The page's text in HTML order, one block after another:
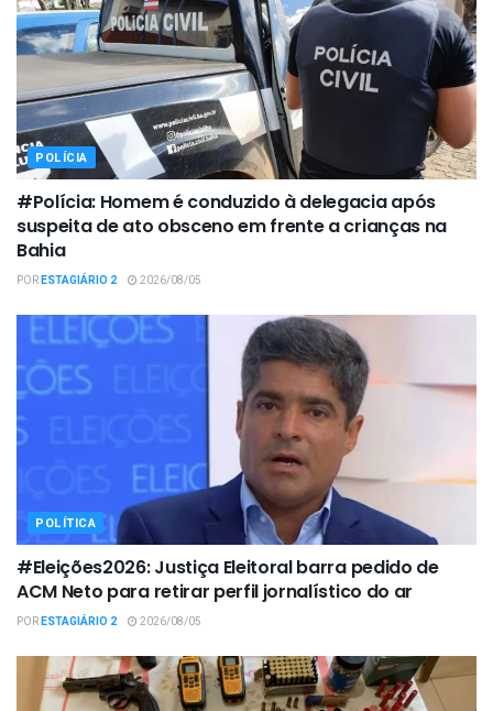
POLÍCIA
#Polícia: Homem é conduzido à delegacia após
suspeita de ato obsceno em frente a crianças na
Bahia
PORESTAGIÁRIO 2 2026/08/05
POLÍTICA
#Eleições2026: Justiça Eleitoral barra pedido de
ACM Neto para retirar perfil jornalístico do ar
PORESTAGIÁRIO 2 2026/08/05